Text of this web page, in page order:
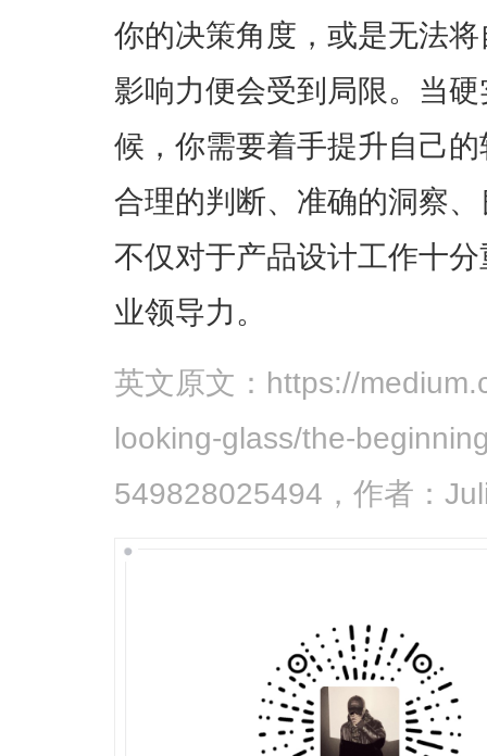
你的决策角度，或是无法
影响力便会受到局限。当
候，你需要着手提升自己
合理的判断、准确的洞察
不仅对于产品设计工作十
业领导力。
英文原文：https://
looking-glass/the-
549828025494，作者：